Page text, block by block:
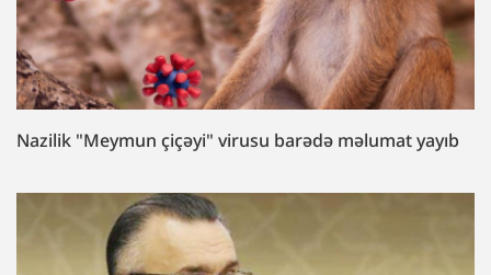
Nazilik "Meymun çiçəyi" virusu barədə məlumat yayıb